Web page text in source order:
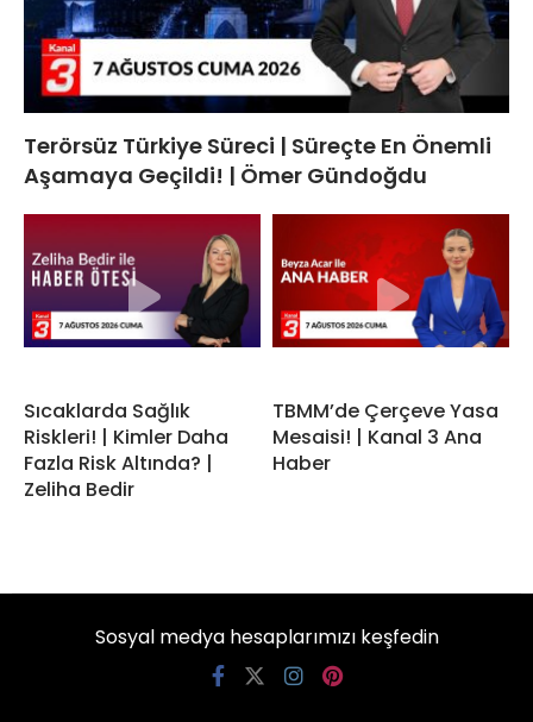
Terörsüz Türkiye Süreci | Süreçte En Önemli
Aşamaya Geçildi! | Ömer Gündoğdu
Sıcaklarda Sağlık
Riskleri! | Kimler Daha
Fazla Risk Altında? |
Zeliha Bedir
TBMM’de Çerçeve Yasa
Mesaisi! | Kanal 3 Ana
Haber
Sosyal medya hesaplarımızı keşfedin